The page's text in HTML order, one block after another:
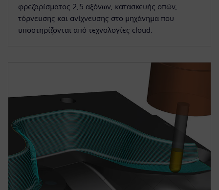
φρεζαρίσματος 2,5 αξόνων, κατασκευής οπών,
τόρνευσης και ανίχνευσης στο μηχάνημα που
υποστηρίζονται από τεχνολογίες cloud.